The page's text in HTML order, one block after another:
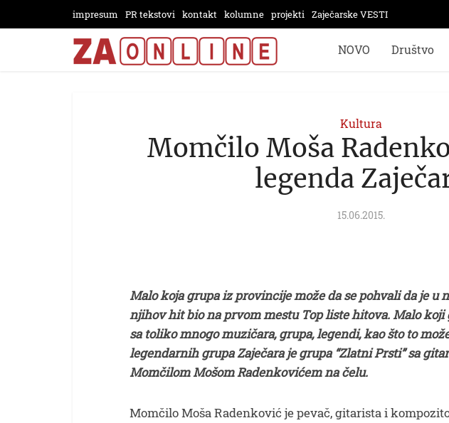
impresum PR tekstovi kontakt kolumne projekti Zaječarske VESTI
NOVO Društvo
Kultura
Momčilo Moša
legenda
15.06.2015.
Malo koja grupa iz provincije može da se pohvali da je u
njihov hit bio na prvom mestu Top liste hitova. Malo koji
sa toliko mnogo muzičara, grupa, legendi, kao što to
legendarnih grupa Zaječara je grupa “Zlatni Prsti” sa
Momčilom Mošom Radenkovićem na čelu.
Momčilo Moša Radenković je pevač, gitarista i